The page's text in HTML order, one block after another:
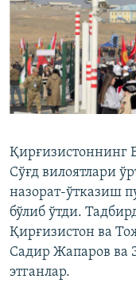
Қирғизистоннинг
Сўғд вилоятлари
назорат-ўтказиш
бўлиб ўтди.
Қирғизистон ва
Садир Жапаров
этганлар.